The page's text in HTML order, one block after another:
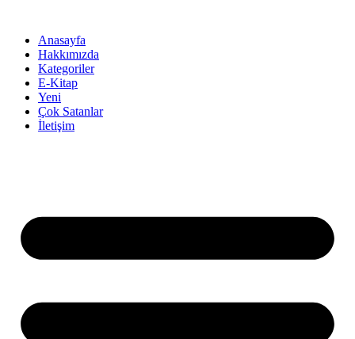
Anasayfa
Hakkımızda
Kategoriler
E-Kitap
Yeni
Çok Satanlar
İletişim